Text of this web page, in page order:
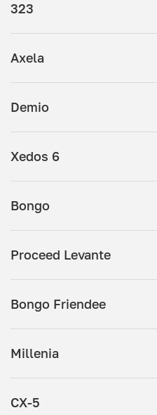
323
Axela
Demio
Xedos 6
Bongo
Proceed Levante
Bongo Friendee
Millenia
CX-5